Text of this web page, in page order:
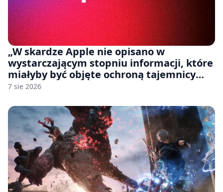
„W skardze Apple nie opisano w
wystarczającym stopniu informacji, które
miałyby być objęte ochroną tajemnicy
handlowej”. OpenAI żąda odrzucenia
7 sie 2026